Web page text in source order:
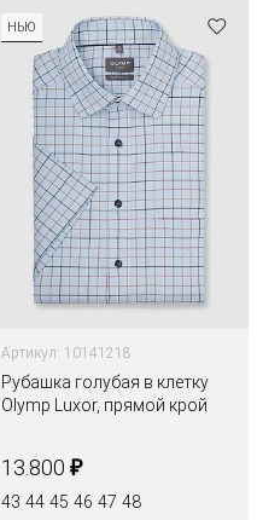
НЬЮ
Артикул: 10141218
Рубашка голубая в клетку
Olymp Luxor, прямой крой
13.800 ₽
43 44 45 46 47 48